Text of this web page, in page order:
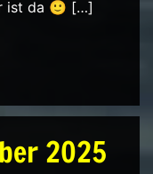
ist da 🙂 […]
2025
2025